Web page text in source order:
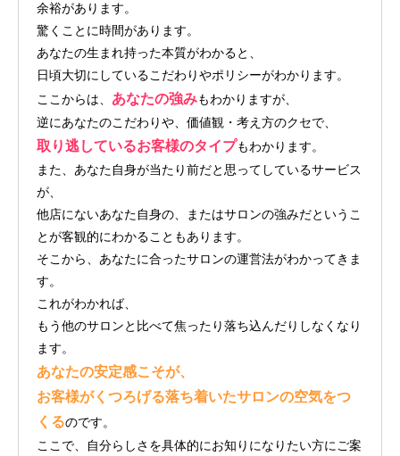
余裕があります。
驚くことに時間があります。
あなたの生まれ持った本質がわかると、
日頃大切にしているこだわりやポリシーがわかります。
ここからは、 あなたの強みもわかりますが、
逆にあなたのこだわりや、価値観・考え方のクセで、
取り逃しているお客様のタイプもわかります。
また、あなた自身が当たり前だと思ってしているサービス
が、
他店にないあなた自身の、またはサロンの強みだというこ
とが客観的にわかることもあります。
そこから、あなたに合ったサロンの運営法がわかってきま
す。
これがわかれば、
もう他のサロンと比べて焦ったり落ち込んだりしなくなり
ます。
あなたの安定感こそが、
お客様がくつろげる落ち着いたサロンの空気をつ
くるのです。
ここで、自分らしさを具体的にお知りになりたい方にご案